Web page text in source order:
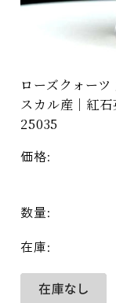
ローズクォー
スカル産｜紅
25035
価格:
数量:
在庫: